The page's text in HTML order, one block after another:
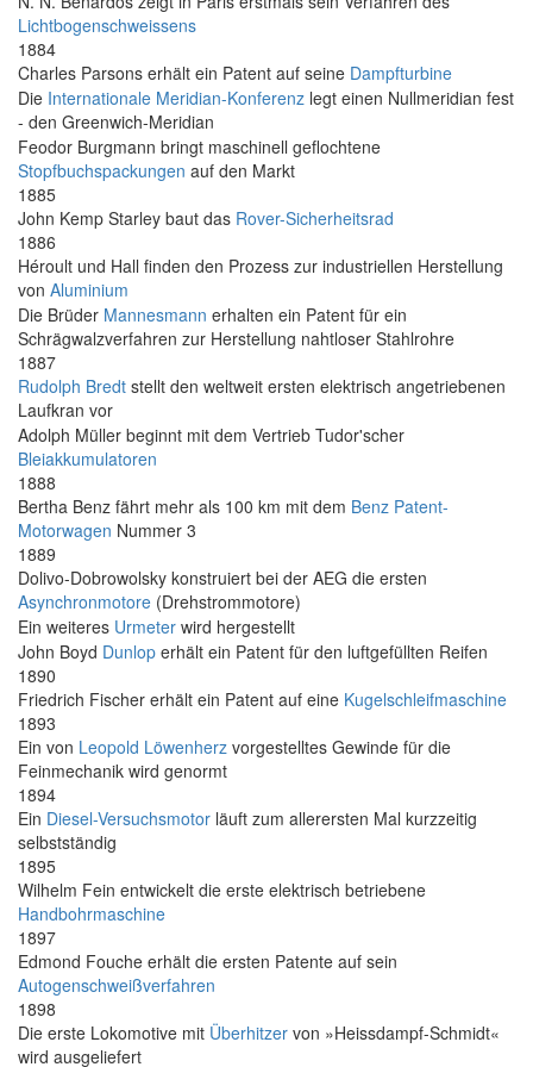
Lichtbogenschweissens
1884
Charles Parsons erhält ein Patent auf seine Dampfturbine
Die Internationale Meridian-Konferenz legt einen Nullmeridian fest
- den Greenwich-Meridian
Feodor Burgmann bringt maschinell geflochtene
Stopfbuchspackungen auf den Markt
1885
John Kemp Starley baut das Rover-Sicherheitsrad
1886
Héroult und Hall finden den Prozess zur industriellen Herstellung
von Aluminium
Die Brüder Mannesmann erhalten ein Patent für ein
Schrägwalzverfahren zur Herstellung nahtloser Stahlrohre
1887
Rudolph Bredt stellt den weltweit ersten elektrisch angetriebenen
Laufkran vor
Adolph Müller beginnt mit dem Vertrieb Tudor'scher
Bleiakkumulatoren
1888
Bertha Benz fährt mehr als 100 km mit dem Benz Patent-
Motorwagen Nummer 3
1889
Dolivo-Dobrowolsky konstruiert bei der AEG die ersten
Asynchronmotore (Drehstrommotore)
Ein weiteres Urmeter wird hergestellt
John Boyd Dunlop erhält ein Patent für den luftgefüllten Reifen
1890
Friedrich Fischer erhält ein Patent auf eine Kugelschleifmaschine
1893
Ein von Leopold Löwenherz vorgestelltes Gewinde für die
Feinmechanik wird genormt
1894
Ein Diesel-Versuchsmotor läuft zum allerersten Mal kurzzeitig
selbstständig
1895
Wilhelm Fein entwickelt die erste elektrisch betriebene
Handbohrmaschine
1897
Edmond Fouche erhält die ersten Patente auf sein
Autogenschweißverfahren
1898
Die erste Lokomotive mit Überhitzer von »Heissdampf-Schmidt«
wird ausgeliefert